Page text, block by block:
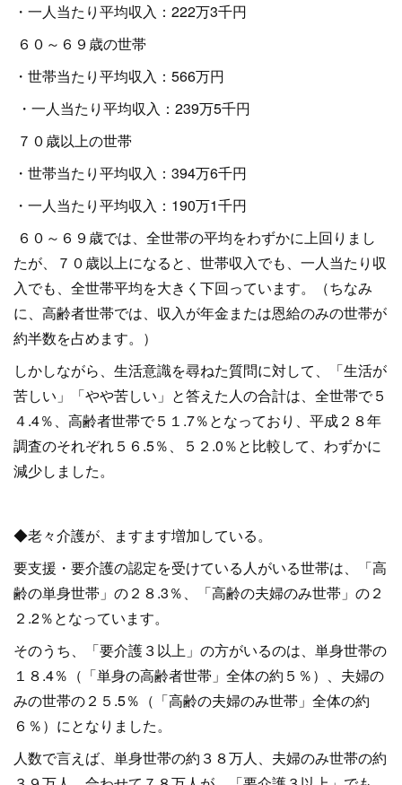
・一人当たり平均収入：222万3千円
６０～６９歳の世帯
・世帯当たり平均収入：566万円
・一人当たり平均収入：239万5千円
７０歳以上の世帯
・世帯当たり平均収入：394万6千円
・一人当たり平均収入：190万1千円
６０～６９歳では、全世帯の平均をわずかに上回りまし
たが、７０歳以上になると、世帯収入でも、一人当たり収
入でも、全世帯平均を大きく下回っています。（ちなみ
に、高齢者世帯では、収入が年金または恩給のみの世帯が
約半数を占めます。）
しかしながら、生活意識を尋ねた質問に対して、「生活が
苦しい」「やや苦しい」と答えた人の合計は、全世帯で５
４.4％、高齢者世帯で５１.7％となっており、平成２８年
調査のそれぞれ５６.5％、５２.0％と比較して、わずかに
減少しました。
◆老々介護が、ますます増加している。
要支援・要介護の認定を受けている人がいる世帯は、「高
齢の単身世帯」の２８.3％、「高齢の夫婦のみ世帯」の２
２.2％となっています。
そのうち、「要介護３以上」の方がいるのは、単身世帯の
１８.4％（「単身の高齢者世帯」全体の約５％）、夫婦の
みの世帯の２５.5％（「高齢の夫婦のみ世帯」全体の約
６％）にとなりました。
人数で言えば、単身世帯の約３８万人、夫婦のみ世帯の約